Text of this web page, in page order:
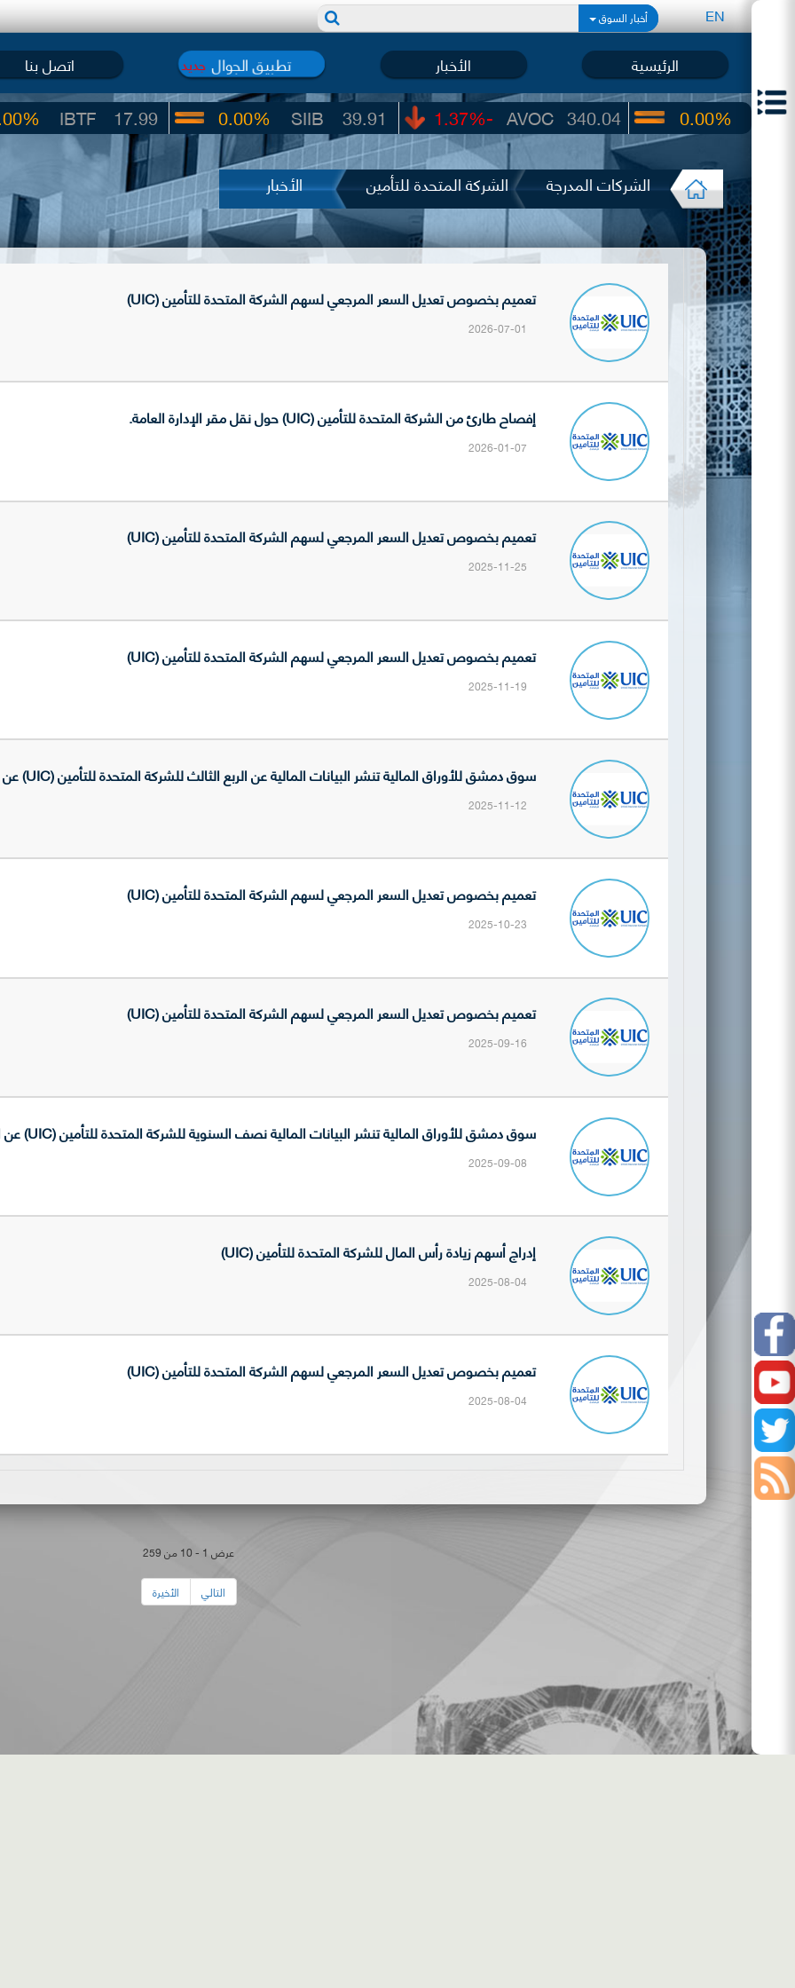
Youtube
إفصاحات
EN أخبار السوق
الرئيسية الأخبار تطبيق الجوال جديد اتصل بنا
17.99
IBTF 39.91
SIIB
0.00% 340.04
AVOC
-1.37% 22.65
UIC
0.00%
الشركات المدرجة الشركة المتحدة للتأمين الأخبار
تعميم بخصوص تعديل السعر المرجعي لسهم الشركة المتحدة للتأمين (UIC)
2026-07-01
إفصاح طارئ من الشركة المتحدة للتأمين (UIC) حول نقل مقر الإدارة العامة.
2026-01-07
تعميم بخصوص تعديل السعر المرجعي لسهم الشركة المتحدة للتأمين (UIC)
2025-11-25
تعميم بخصوص تعديل السعر المرجعي لسهم الشركة المتحدة للتأمين (UIC)
2025-11-19
سوق دمشق للأوراق المالية تنشر البيانات المالية عن الربع الثالث للشركة المتحدة للتأمين (UIC) عن العام 2025
2025-11-12
تعميم بخصوص تعديل السعر المرجعي لسهم الشركة المتحدة للتأمين (UIC)
2025-10-23
تعميم بخصوص تعديل السعر المرجعي لسهم الشركة المتحدة للتأمين (UIC)
2025-09-16
سوق دمشق للأوراق المالية تنشر البيانات المالية نصف السنوية للشركة المتحدة للتأمين (UIC) عن العام 2025
2025-09-08
إدراج أسهم زيادة رأس المال للشركة المتحدة للتأمين (UIC)
2025-08-04
تعميم بخصوص تعديل السعر المرجعي لسهم الشركة المتحدة للتأمين (UIC)
2025-08-04
عرض 1 - 10 من 259
التالي
الأخيرة